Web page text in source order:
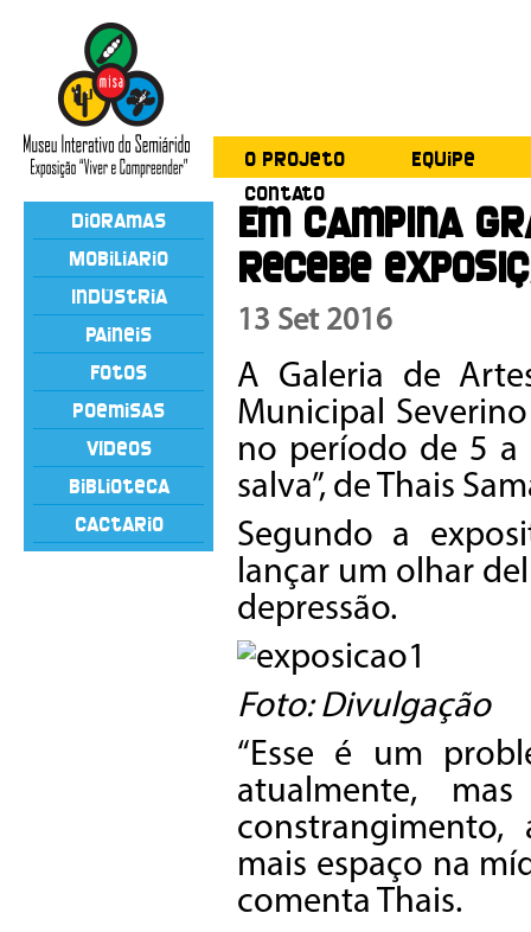
O Projeto
Equipe
Contato
Dioramas
Mobiliário
Indústria
Painéis
Fotos
Poemisas
Vídeos
Biblioteca
Cactário
Em Campina
recebe
13 Set 2016
A Galeria de
Municipal
no período de 5 a
salva”, de Thais
Segundo a
lançar um olhar
depressão.
Foto: Divulgação
“Esse é um
atualmente,
mais espaço na
comenta Thais.